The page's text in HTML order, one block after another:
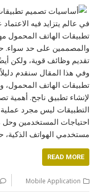
في عالم يتزايد فيه
تطبيقات الهاتف المحمول
والمصممين على حد سواء.
تقديم وظائف قوية، ولكن
وفي هذا المقال سنقدم
تطبيقات الهاتف
لإنشاء تطبيق ناجح. أهمية
التطبيقات ليس مجرد
احتياجات المستخدمين وحل
مستخدمي الهواتف
READ MORE
Mobile Application